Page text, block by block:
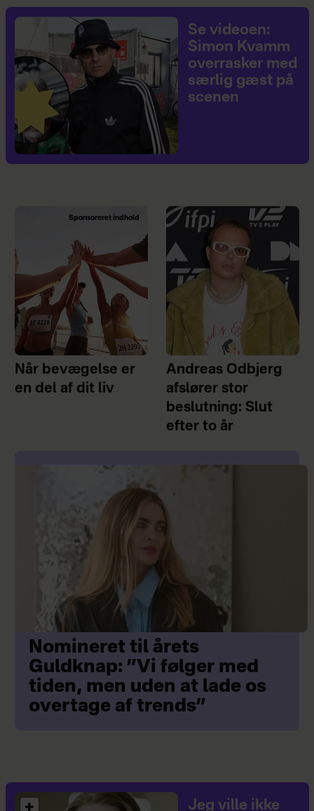
Se videoen:
Simon Kvamm
overrasker med
særlig gæst på
scenen
Sponsoreret indhold
Når bevægelse er
en del af dit liv
Andreas Odbjerg
afslører stor
beslutning: Slut
efter to år
Nomineret til årets
Guldknap: ”Vi følger med
tiden, men uden at lade os
overtage af trends”
Jeg ville ikke